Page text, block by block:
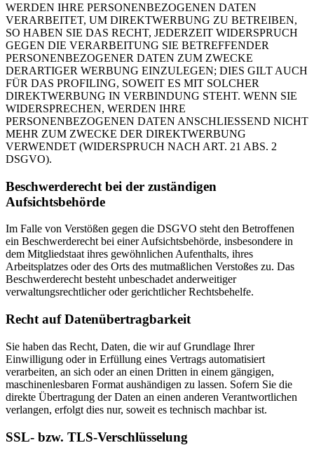
WERDEN IHRE PERSONENBEZOGENEN DATEN
VERARBEITET, UM DIREKTWERBUNG ZU BETREIBEN,
SO HABEN SIE DAS RECHT, JEDERZEIT WIDERSPRUCH
GEGEN DIE VERARBEITUNG SIE BETREFFENDER
PERSONENBEZOGENER DATEN ZUM ZWECKE
DERARTIGER WERBUNG EINZULEGEN; DIES GILT AUCH
FÜR DAS PROFILING, SOWEIT ES MIT SOLCHER
DIREKTWERBUNG IN VERBINDUNG STEHT. WENN SIE
WIDERSPRECHEN, WERDEN IHRE
PERSONENBEZOGENEN DATEN ANSCHLIESSEND NICHT
MEHR ZUM ZWECKE DER DIREKTWERBUNG
VERWENDET (WIDERSPRUCH NACH ART. 21 ABS. 2
DSGVO).
Beschwerderecht bei der zuständigen
Aufsichtsbehörde
Im Falle von Verstößen gegen die DSGVO steht den Betroffenen
ein Beschwerderecht bei einer Aufsichtsbehörde, insbesondere in
dem Mitgliedstaat ihres gewöhnlichen Aufenthalts, ihres
Arbeitsplatzes oder des Orts des mutmaßlichen Verstoßes zu. Das
Beschwerderecht besteht unbeschadet anderweitiger
verwaltungsrechtlicher oder gerichtlicher Rechtsbehelfe.
Recht auf Datenübertragbarkeit
Sie haben das Recht, Daten, die wir auf Grundlage Ihrer
Einwilligung oder in Erfüllung eines Vertrags automatisiert
verarbeiten, an sich oder an einen Dritten in einem gängigen,
maschinenlesbaren Format aushändigen zu lassen. Sofern Sie die
direkte Übertragung der Daten an einen anderen Verantwortlichen
verlangen, erfolgt dies nur, soweit es technisch machbar ist.
SSL- bzw. TLS-Verschlüsselung